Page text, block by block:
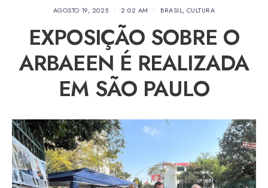
AGOSTO 19, 2025 • 2:02 AM • BRASIL, CULTURA
EXPOSIÇÃO SOBRE O
ARBAEEN É REALIZADA
EM SÃO PAULO